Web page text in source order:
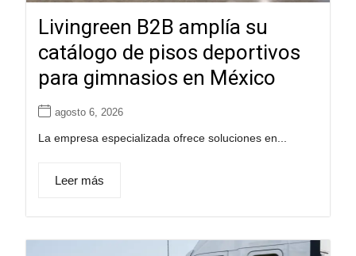
Livingreen B2B amplía su
catálogo de pisos deportivos
para gimnasios en México
agosto 6, 2026
La empresa especializada ofrece soluciones en...
Leer más